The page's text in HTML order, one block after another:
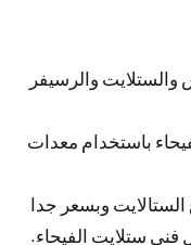
والستلايت والرسيفر
باستخدام معدات
الستالايت وبسعر جدا
ستلايت الفيحاء.